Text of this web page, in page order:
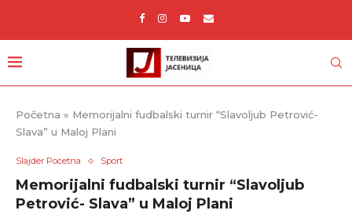
Početna » Memorijalni fudbalski turnir “Slavoljub Petrović-
Slava” u Maloj Plani
Slajder Pocetna Sport
Memorijalni fudbalski turnir “Slavoljub
Petrović- Slava” u Maloj Plani